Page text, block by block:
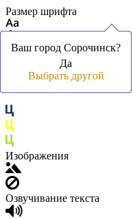
Размер шрифта
Цвет фона и шрифта
Изображения
Озвучивание текста
Ваш город Сорочинск?
Да
Выбрать другой
Ваш город Сорочинск?
Да
Выбрать другой